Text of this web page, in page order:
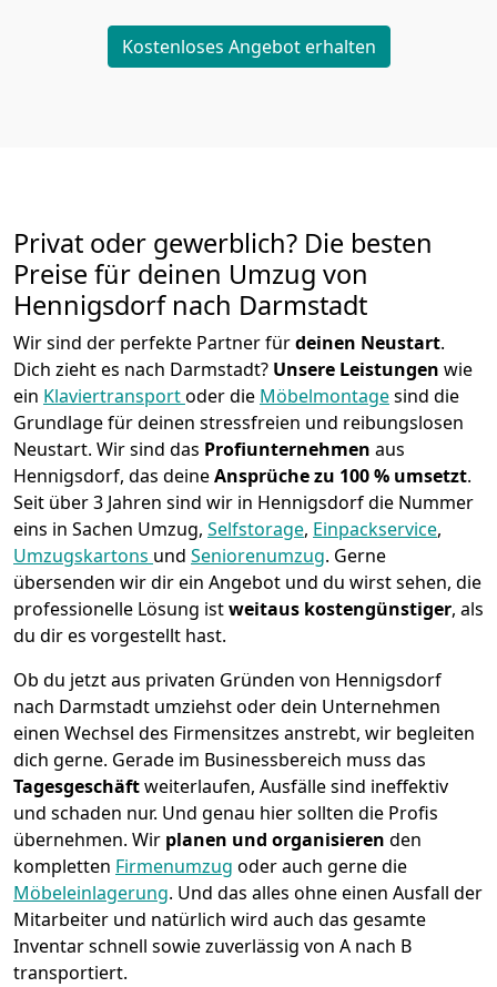
Kostenloses Angebot erhalten
Privat oder gewerblich? Die besten
Preise für deinen Umzug von
Hennigsdorf nach Darmstadt
Wir sind der perfekte Partner fürdeinen Neustart.
Dich zieht es nach Darmstadt? Unsere Leistungen wie
ein Klaviertransportoder die Möbelmontagesind die
Grundlage für deinen stressfreien und reibungslosen
Neustart. Wir sind das Profiunternehmen aus
Hennigsdorf, das deineAnsprüche zu 100 % umsetzt.
Seit über 3 Jahren sind wir in Hennigsdorf die Nummer
eins in Sachen Umzug, Selfstorage, Einpackservice,
Umzugskartons und Seniorenumzug. Gerne
übersenden wir dir ein Angebot und du wirst sehen, die
professionelle Lösung istweitaus kostengünstiger, als
du dir es vorgestellt hast.
Ob du jetzt aus privaten Gründen von Hennigsdorf
nach Darmstadt umziehst oder dein Unternehmen
einen Wechsel des Firmensitzes anstrebt, wir begleiten
dich gerne. Gerade im Businessbereich muss das
Tagesgeschäftweiterlaufen, Ausfälle sind ineffektiv
und schaden nur. Und genau hier sollten die Profis
übernehmen. Wir planen und organisieren den
kompletten Firmenumzug oder auch gerne die
Möbeleinlagerung. Und das alles ohne einen Ausfall der
Mitarbeiter und natürlich wird auch das gesamte
Inventar schnell sowie zuverlässig von A nach B
transportiert.